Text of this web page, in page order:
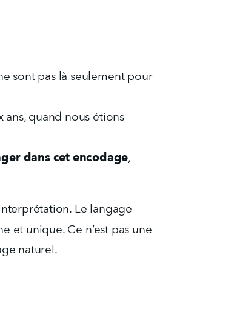
sont pas là seulement pour
ans, quand nous étions
dans cet encodage,
Le langage
et unique. Ce n’est pas une
naturel.